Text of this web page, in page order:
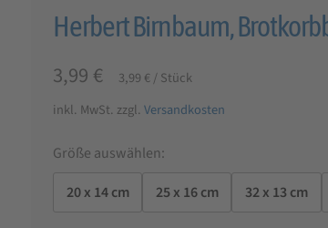
Herbert Birnbaum,
3,99 € 3,99 € /Stück
inkl. MwSt. zzgl. Versandkosten
Größe auswählen:
20 x 14 cm
25 x 16 cm 32 x 13 cm